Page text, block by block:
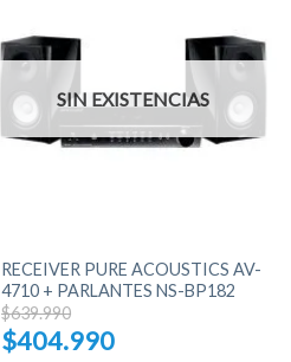
SIN EXISTENCIAS
RECEIVER PURE ACOUSTICS AV-
4710 + PARLANTES NS-BP182
$639.990
precio
original
$404.990